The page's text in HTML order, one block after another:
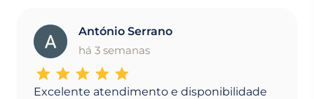
A
António Serrano
há 3 semanas
Excelente atendimento e disponibilidade